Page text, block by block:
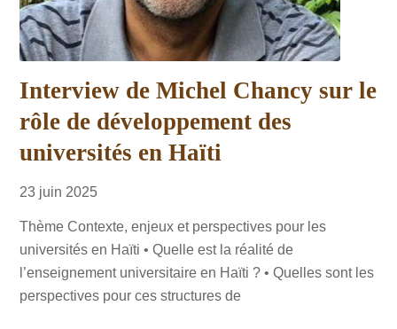
Interview de Michel Chancy sur le
rôle de développement des
universités en Haïti
23 juin 2025
Thème Contexte, enjeux et perspectives pour les
universités en Haïti • Quelle est la réalité de
l’enseignement universitaire en Haïti ? • Quelles sont les
perspectives pour ces structures de